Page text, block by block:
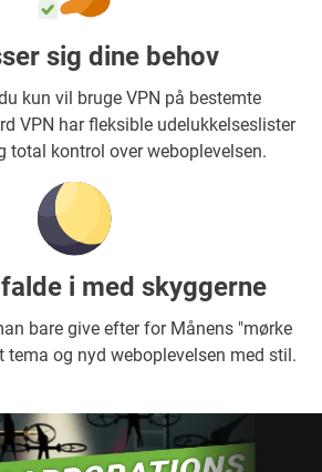
sig dine behov
kun vil bruge VPN på bestemte
VPN har fleksible udelukkelseslister
total kontrol over weboplevelsen.
i med skyggerne
bare give efter for Månens "mørke
og nyd weboplevelsen med stil.